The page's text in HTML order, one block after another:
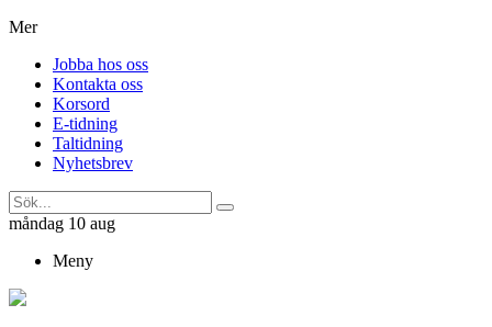
Mer
Jobba hos oss
Kontakta oss
Korsord
E-tidning
Taltidning
Nyhetsbrev
måndag 10 aug
Meny